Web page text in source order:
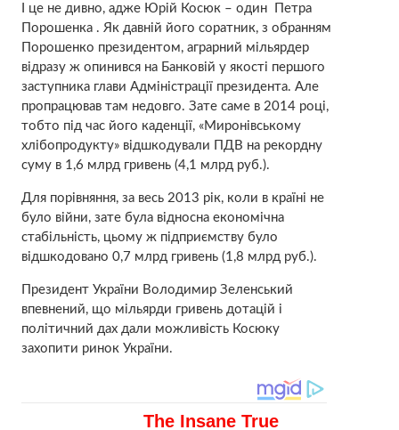
І це не дивно, адже Юрій Косюк – один Петра
Порошенка . Як давній його соратник, з обранням
Порошенко президентом, аграрний мільярдер
відразу ж опинився на Банковій у якості першого
заступника глави Адміністрації президента. Але
пропрацював там недовго. Зате саме в 2014 році,
тобто під час його каденції, «Миронівському
хлібопродукту» відшкодували ПДВ на рекордну
суму в 1,6 млрд гривень (4,1 млрд руб.).
Для порівняння, за весь 2013 рік, коли в країні не
було війни, зате була відносна економічна
стабільність, цьому ж підприємству було
відшкодовано 0,7 млрд гривень (1,8 млрд руб.).
Президент України Володимир Зеленський
впевнений, що мільярди гривень дотацій і
політичний дах дали можливість Косюку
захопити ринок України.